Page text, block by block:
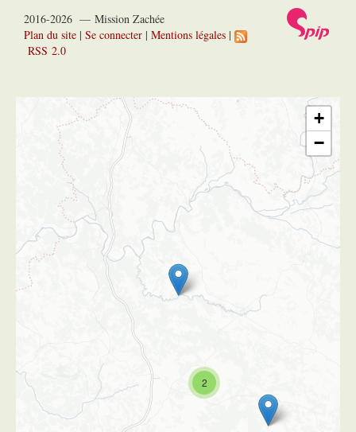
2016-2026 — Mission Zachée
Plan du site | Se connecter | Mentions légales |
RSS 2.0
2
+
−